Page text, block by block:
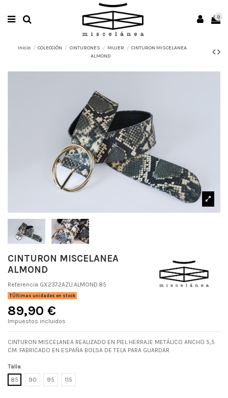
0
Inicio COLECCIÓN CINTURONES MUJER
CINTURON MISCELANEA
ALMOND
CINTURON MISCELANEA
ALMOND
Referencia GX2372AZU.ALMOND.85
Últimas unidades en stock
89,90 €
Impuestos incluidos
CINTURON MISCELANEA REALIZADO EN PIEL HERRAJE METÁLICO ANCHO 5,5
CM. FABRICADO EN ESPAÑA BOLSA DE TELA PARA GUARDAR
Talla
85
90 95 115